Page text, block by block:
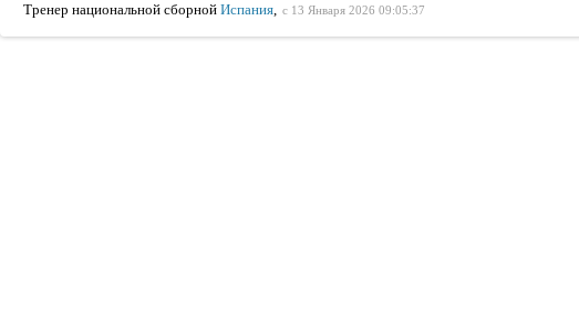
Тренер национальной сборной Испания, с 13 Января 2026 09:05:37